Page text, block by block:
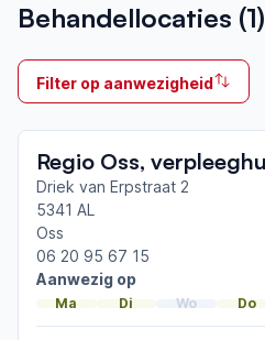
2016
Ik behandel
Op locatie & Thuis
netwerk
Oss-Uden-Veghel
Afgeronde ParkinsonNet-
ParkinsonNet congres
Coördinatorendag 2025
ParkinsonNet congres
Behandellocaties (1)
Filter op aanwezigheid
Driek van Erpstraat 2
5341 AL
Oss
06 20 95 67 15
Aanwezig op
Ma Di Wo Do